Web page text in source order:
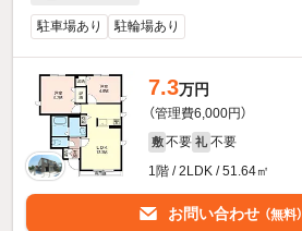
駐車場あり 駐輪場あり
7.3万円
（管理費6,000円）
敷 不要 礼 不要
1階 / 2LDK / 51.64㎡
お問い合わせ （無料）